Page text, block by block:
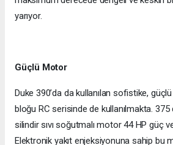
yarıyor.
Güçlü Motor
Duke 390’da da kullanılan sofistike,
bloğu RC serisinde de kullanılmakta.
silindir sıvı soğutmalı motor 44 HP güç
Elektronik yakıt enjeksiyonuna sahip bu